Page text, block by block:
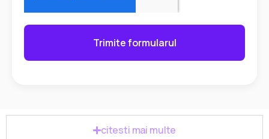
Trimite formularul
citesti mai multe